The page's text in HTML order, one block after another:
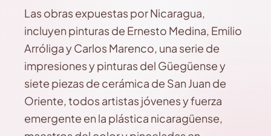
Las obras expuestas por Nicaragua,
incluyen pinturas de Ernesto Medina, Emilio
Arróliga y Carlos Marenco, una serie de
impresiones y pinturas del Güegüense y
siete piezas de cerámica de San Juan de
Oriente, todos artistas jóvenes y fuerza
emergente en la plástica nicaragüense,